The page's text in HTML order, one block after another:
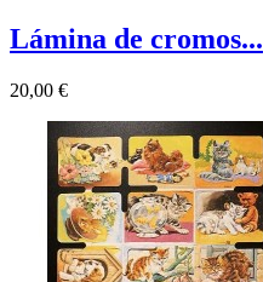
Lámina de cromos...
20,00 €